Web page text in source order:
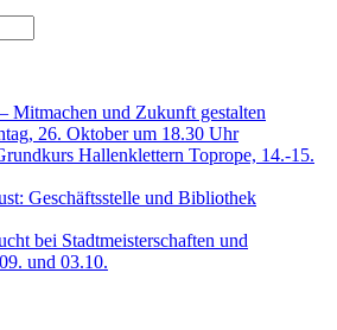
Mitmachen und Zukunft gestalten
26. Oktober um 18.30 Uhr
Hallenklettern Toprope, 14.-15.
Geschäftsstelle und Bibliothek
bei Stadtmeisterschaften und
und 03.10.